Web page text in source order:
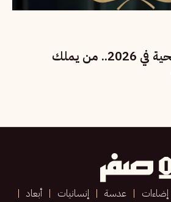
حماية البيانات الصحية في 2026.. من يملك
إضاءات عدسة إنسانيات أبعاد